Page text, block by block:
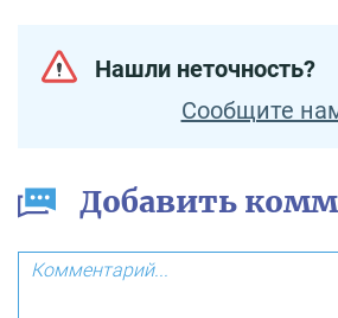
Нашли неточность?
Сообщите
Добавить